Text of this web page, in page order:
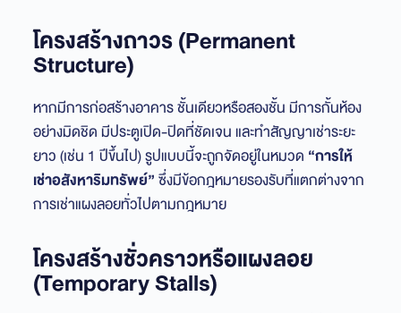
โครงสร้างถาวร (Permanent
Structure)
หากมีการก่อสร้างอาคาร ชั้นเดียวหรือสองชั้น มีการกั้นห้อง
อย่างมิดชิด มีประตูเปิด-ปิดที่ชัดเจน และทำสัญญาเช่าระยะ
ยาว (เช่น 1 ปีขึ้นไป) รูปแบบนี้จะถูกจัดอยู่ในหมวด “การให้
เช่าอสังหาริมทรัพย์”ซึ่งมีข้อกฎหมายรองรับที่แตกต่างจาก
การเช่าแผงลอยทั่วไปตามกฎหมาย
โครงสร้างชั่วคราวหรือแผงลอย
(Temporary Stalls)